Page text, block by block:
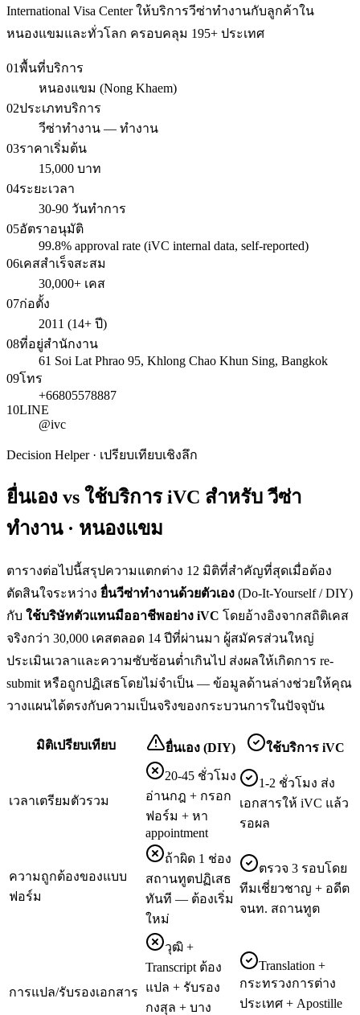
International Visa Center ให้บริการวีซ่าทำงานกับลูกค้าใน
หนองแขมและทั่วโลก ครอบคลุม 195+ ประเทศ
01พื้นที่บริการ
หนองแขม (Nong Khaem)
02ประเภทบริการ
วีซ่าทำงาน — ทำงาน
03ราคาเริ่มต้น
15,000 บาท
04ระยะเวลา
30-90 วันทำการ
05อัตราอนุมัติ
99.8% approval rate (iVC internal data, self-reported)
06เคสสำเร็จสะสม
30,000+ เคส
07ก่อตั้ง
2011 (14+ ปี)
08ที่อยู่สำนักงาน
61 Soi Lat Phrao 95, Khlong Chao Khun Sing, Bangkok
09โทร
+66805578887
10LINE
@ivc
Decision Helper · เปรียบเทียบเชิงลึก
ยื่นเอง vs ใช้บริการ iVC สำหรับวีซ่า
ทำงาน · หนองแขม
ตารางต่อไปนี้สรุปความแตกต่าง 12 มิติที่สำคัญที่สุดเมื่อต้อง
ตัดสินใจระหว่าง ยื่นวีซ่าทำงานด้วยตัวเอง (Do-It-Yourself / DIY)
กับ ใช้บริษัทตัวแทนมืออาชีพอย่าง iVC โดยอ้างอิงจากสถิติเคส
จริงกว่า 30,000 เคสตลอด 14 ปีที่ผ่านมา ผู้สมัครส่วนใหญ่
ประเมินเวลาและความซับซ้อนต่ำเกินไป ส่งผลให้เกิดการ re-
submit หรือถูกปฏิเสธโดยไม่จำเป็น — ข้อมูลด้านล่างช่วยให้คุณ
วางแผนได้ตรงกับความเป็นจริงของกระบวนการในปัจจุบัน
มิติเปรียบเทียบ ยื่นเอง (DIY) ใช้บริการ iVC
เวลาเตรียมตัวรวม
20-45 ชั่วโมง
อ่านกฎ + กรอก
ฟอร์ม + หา
appointment
1-2 ชั่วโมง ส่ง
เอกสารให้ iVC แล้ว
รอผล
ความถูกต้องของแบบ
ฟอร์ม
ถ้าผิด 1 ช่อง
สถานทูตปฏิเสธ
ทันที — ต้องเริ่ม
ใหม่
ตรวจ 3 รอบโดย
ทีมเชี่ยวชาญ + อดีต
จนท. สถานทูต
การแปล/รับรองเอกสาร
วุฒิ +
Transcript ต้อง
แปล + รับรอง
กงสุล + บาง
Translation +
กระทรวงการต่าง
ประเทศ + Apostille